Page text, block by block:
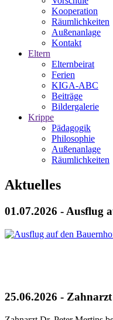
Kooperation
Räumlichkeiten
Außenanlage
Kontakt
Eltern
Elternbeirat
Ferien
KIGA-ABC
Beiträge
Bildergalerie
Krippe
Pädagogik
Philosophie
Außenanlage
Räumlichkeiten
Aktuelles
01.07.2026 - Ausflug
25.06.2026 - Zahnarzt